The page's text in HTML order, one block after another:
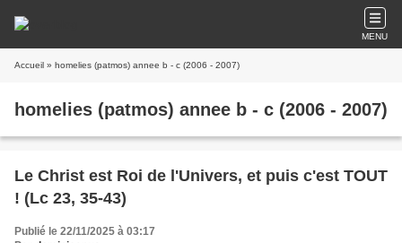
MENU
Accueil » homelies (patmos) annee b - c (2006 - 2007)
homelies (patmos) annee b - c (2006 - 2007)
Le Christ est Roi de l'Univers, et puis c'est TOUT
! (Lc 23, 35-43)
Publié le 22/11/2025 à 03:17